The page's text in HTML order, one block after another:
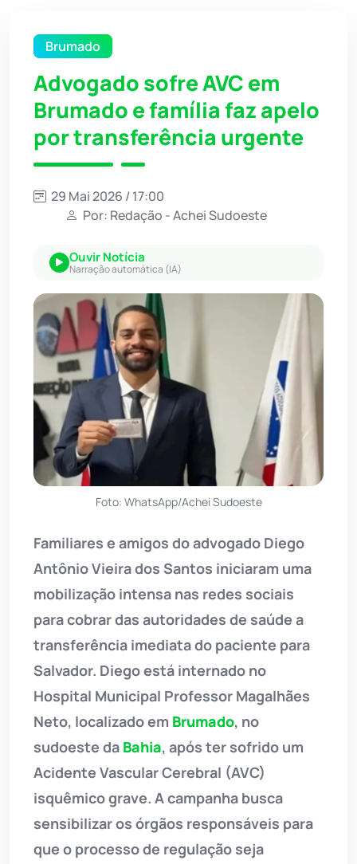
Brumado
Advogado sofre AVC em
Brumado e família faz apelo
por transferência urgente
29 Mai 2026 / 17:00
Por: Redação - Achei Sudoeste
Ouvir Notícia
Narração automática (IA)
Foto: WhatsApp/Achei Sudoeste
Familiares e amigos do advogado Diego
Antônio Vieira dos Santos iniciaram uma
mobilização intensa nas redes sociais
para cobrar das autoridades de saúde a
transferência imediata do paciente para
Salvador. Diego está internado no
Hospital Municipal Professor Magalhães
Neto, localizado em Brumado, no
sudoeste da Bahia, após ter sofrido um
Acidente Vascular Cerebral (AVC)
isquêmico grave. A campanha busca
sensibilizar os órgãos responsáveis para
que o processo de regulação seja